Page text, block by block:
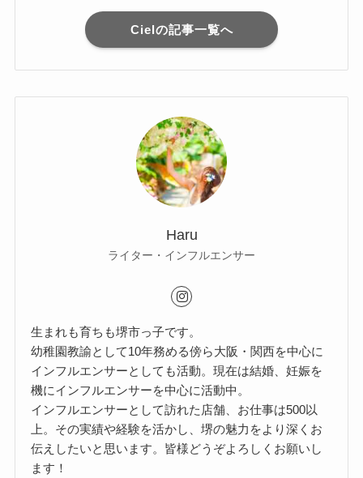
Cielの記事一覧へ
Haru
ライター・インフルエンサー
生まれも育ちも堺市っ子です。
幼稚園教諭として10年務める傍ら大阪・関西を中心に
インフルエンサーとしても活動。現在は結婚、妊娠を
機にインフルエンサーを中心に活動中。
インフルエンサーとして訪れた店舗、お仕事は500以
上。その実績や経験を活かし、堺の魅力をより深くお
伝えしたいと思います。皆様どうぞよろしくお願いし
ます！